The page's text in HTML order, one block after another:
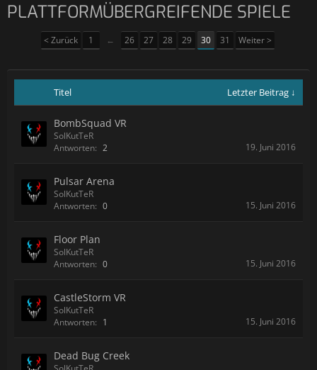
PLATTFORMÜBERGREIFENDE SPIELE
< Zurück 1 ← 26 27 28 29 30 31 Weiter >
Titel Letzter Beitrag ↓
BombSquad VR
SolKutTeR
Antworten: 2 19. Juni 2016
Pulsar Arena
SolKutTeR
Antworten: 0 15. Juni 2016
Floor Plan
SolKutTeR
Antworten: 0 15. Juni 2016
CastleStorm VR
SolKutTeR
Antworten: 1 15. Juni 2016
Dead Bug Creek